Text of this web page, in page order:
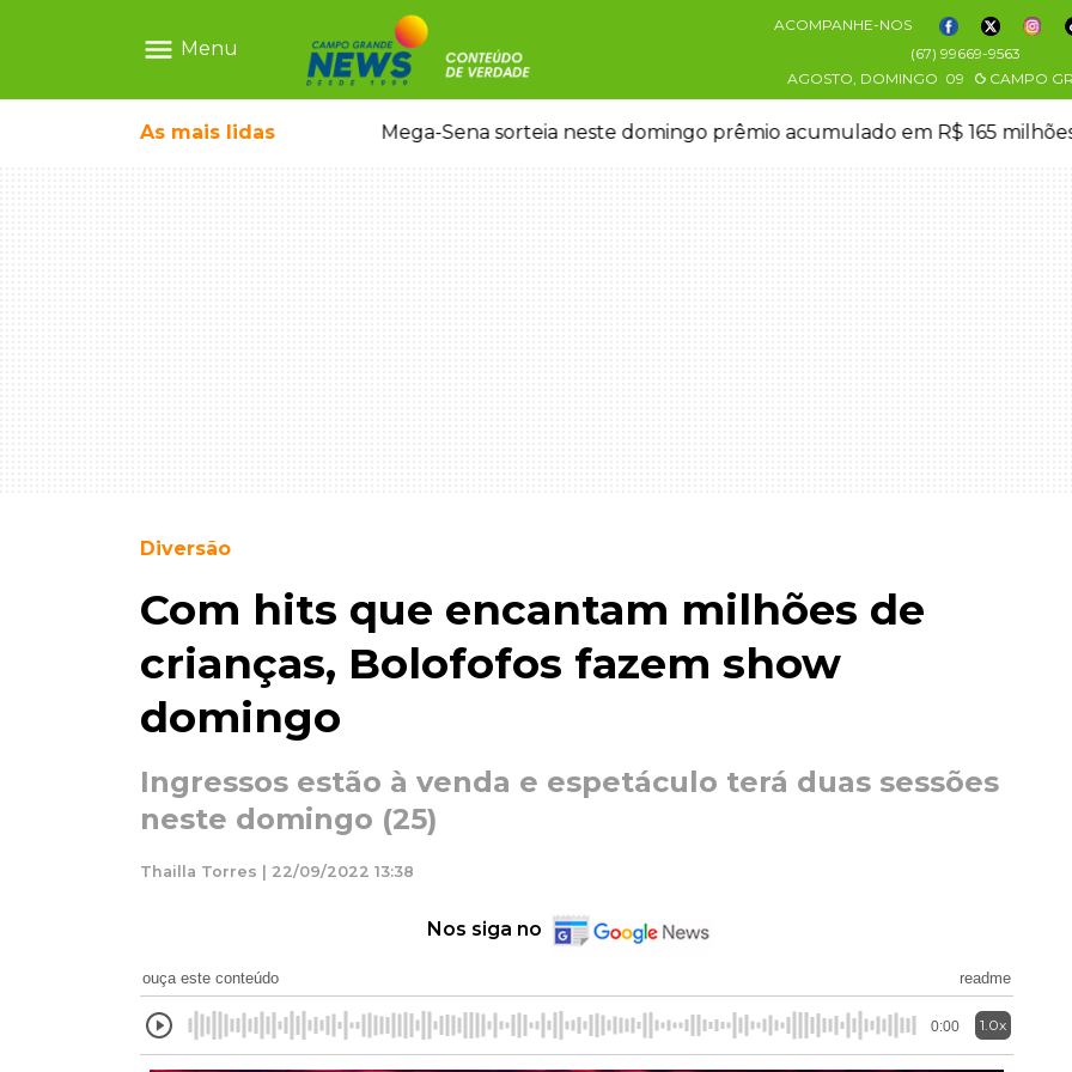
menu Menu
ACOMPANHE-NOS
(67) 99669-9563
AGOSTO, DOMINGO 09 CAMPO
As mais lidas Mega-Sena sorteia neste domingo prêmio acumulado em R$ 165
Diversão
Com hits que encantam milhões de
crianças, Bolofofos fazem show
domingo
Ingressos estão à venda e espetáculo terá duas sessões
neste domingo (25)
Thailla Torres | 22/09/2022 13:38
Nos siga no
ouça este conteúdo readme
0:00 1.0x